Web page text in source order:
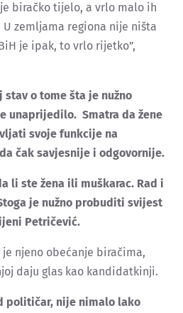
biračko tijelo, a vrlo malo ih
zemljama regiona nije ništa
je ipak, to vrlo rijetko”,
o tome šta je nužno
unaprijedilo. Smatra da žene
svoje funkcije na
čak savjesnije i odgovornije.
li ste žena ili muškarac. Rad i
je nužno probuditi svijest
Petričević.
njeno obećanje biračima,
daju glas kao kandidatkinji.
političar, nije nimalo lako